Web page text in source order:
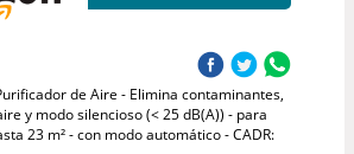
de Aire - Elimina contaminantes,
y modo silencioso (< 25 dB(A)) - para
23 m² - con modo automático - CADR: